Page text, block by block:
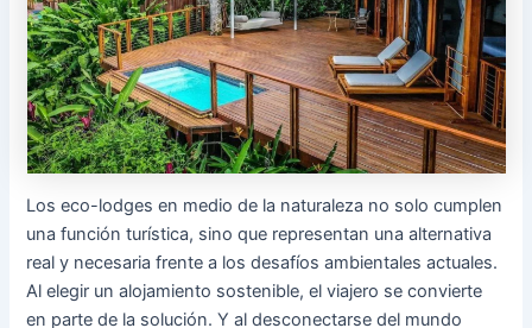
Los eco-lodges en medio de la naturaleza no solo cumplen
una función turística, sino que representan una alternativa
real y necesaria frente a los desafíos ambientales actuales.
Al elegir un alojamiento sostenible, el viajero se convierte
en parte de la solución. Y al desconectarse del mundo